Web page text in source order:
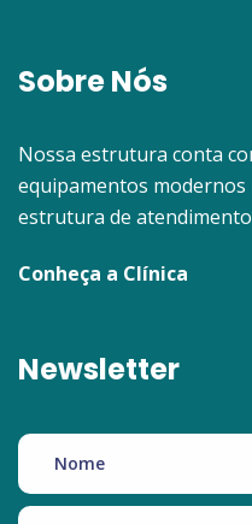
Sobre Nós
Nossa estrutura conta
equipamentos
estrutura de
Conheça a Clínica
Newsletter